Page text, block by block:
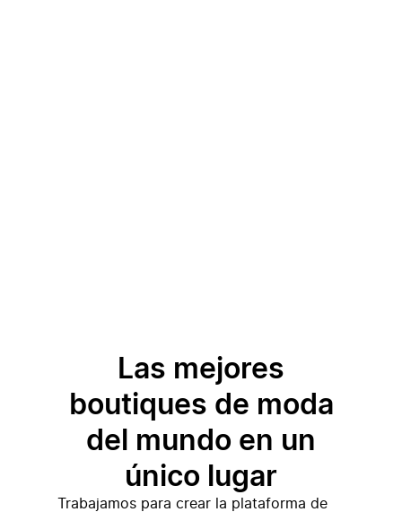
Las mejores
boutiques de moda
del mundo en un
único lugar
Trabajamos para crear la plataforma de